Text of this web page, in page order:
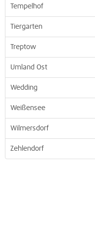
Tempelhof
Tiergarten
Treptow
Umland Ost
Wedding
Weißensee
Wilmersdorf
Zehlendorf